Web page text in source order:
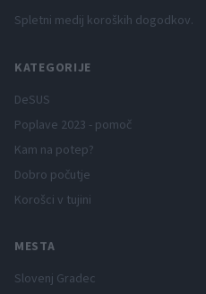
Spletni medij koroških dogodkov.
KATEGORIJE
DeSUS
Poplave 2023 - pomoč
Kam na potep?
Dobro počutje
Korošci v tujini
MESTA
Slovenj Gradec